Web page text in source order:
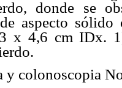
donde se
de aspecto
x 4,6 cm IDx.
y colonoscopia